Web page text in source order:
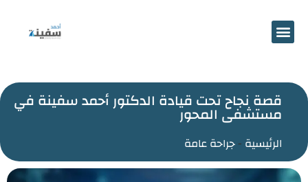
قصة نجاح تحت قیادة الدكتور أحمد سفینة في
مستشفى المحور
الرئيسية -جراحة عامة